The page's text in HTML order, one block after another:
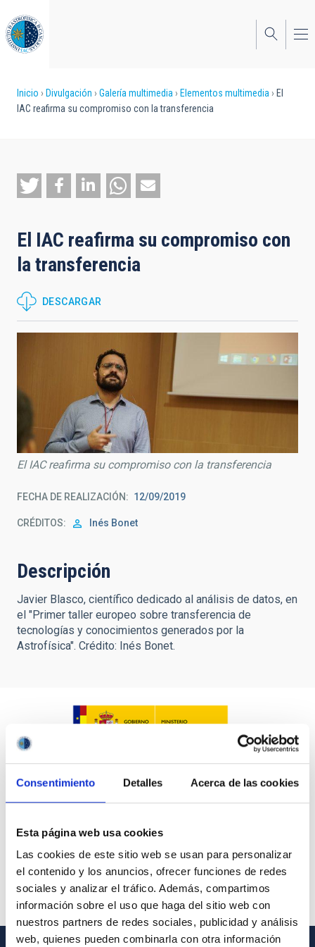
Consentimiento Detalles Acerca de las cookies
Esta página web usa cookies
Las cookies de este sitio web se usan para personalizar
el contenido y los anuncios, ofrecer funciones de redes
sociales y analizar el tráfico. Además, compartimos
información sobre el uso que haga del sitio web con
nuestros partners de redes sociales, publicidad y análisis
web, quienes pueden combinarla con otra información
al
contenido
principal
Sobrescribir
ayuda
a
navegación
Inicio Divulgación Galería multimedia Elementos multimedia
El
IAC reafirma su compromiso con la transferencia
El IAC reafirma su compromiso con
la transferencia
DESCARGAR
El IAC reafirma su compromiso con la transferencia
FECHA DE REALIZACIÓN 12/09/2019
CRÉDITOS Inés Bonet
Descripción
Javier Blasco, científico dedicado al análisis de datos, en
el "Primer taller europeo sobre transferencia de
tecnologías y conocimientos generados por la
Astrofísica". Crédito: Inés Bonet.